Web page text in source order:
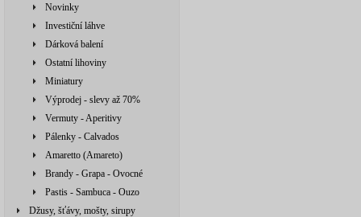
Novinky
Investiční láhve
Dárková balení
Ostatní lihoviny
Miniatury
Výprodej - slevy až 70%
Vermuty - Aperitivy
Pálenky - Calvados
Amaretto (Amareto)
Brandy - Grapa - Ovocné
Pastis - Sambuca - Ouzo
Džusy, šťávy, mošty, sirupy